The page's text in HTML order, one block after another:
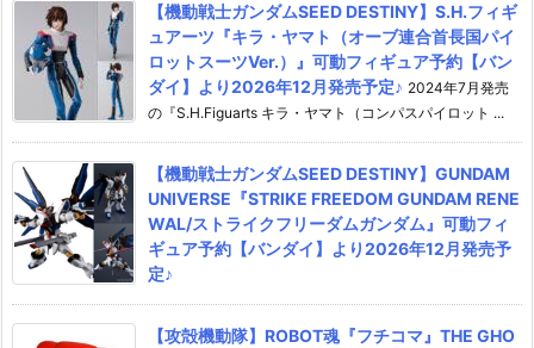
【機動戦士ガンダムSEED DESTINY】S.H.フィギ
ュアーツ『キラ・ヤマト（オーブ連合首長国パイ
ロットスーツVer.）』可動フィギュア予約【バン
ダイ】より2026年12月発売予定♪ 2024年7月発売
の『S.H.Figuarts キラ・ヤマト（コンパスパイロット ...
【機動戦士ガンダムSEED DESTINY】GUNDAM
UNIVERSE『STRIKE FREEDOM GUNDAM RENE
WAL/ストライクフリーダムガンダム』可動フィ
ギュア予約【バンダイ】より2026年12月発売予
定♪
【攻殻機動隊】ROBOT魂『フチコマ』THE GHO